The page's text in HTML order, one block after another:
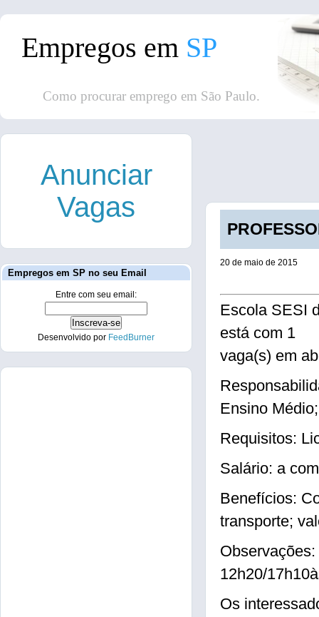
Empregos em SP
Como procurar emprego em São Paulo.
20 de maio de 2015
Escola SESI
está com 1
vaga(s) em
Ensino
Requisitos:
Salário: a
Benefícios:
transporte;
12h20/
Os
Anunciar
Vagas
Empregos em SP no seu Email
Entre com seu email:
Desenvolvido por FeedBurner